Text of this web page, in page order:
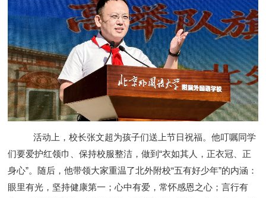
活动上，校长张文超为孩子们送上节日祝福。他叮嘱同学
们要爱护红领巾、保持校服整洁，做到“衣如其人，正衣冠、正
身心”。随后，他带领大家重温了北外附校“五有好少年”的内涵：
眼里有光，坚持健康第一；心中有爱，常怀感恩之心；言行有